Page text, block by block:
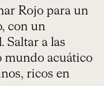
Rojo para un
con un
Saltar a las
mundo acuático
ricos en